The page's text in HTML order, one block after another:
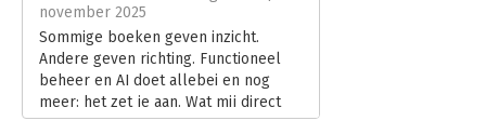
Dit boek is geschreven door Daniël E. Brouwer en Dick
Tjepkema, ervaren vakexperts die al jarenlang bezig zijn om
het vakgebied functioneel beheer verder te ontwikkelen en
professionaliseren.
november 2025
Sommige boeken geven inzicht.
Andere geven richting. Functioneel
beheer en AI doet allebei en nog
meer: het zet je aan. Wat mij direct
aansprak, is hoe dit boek precies